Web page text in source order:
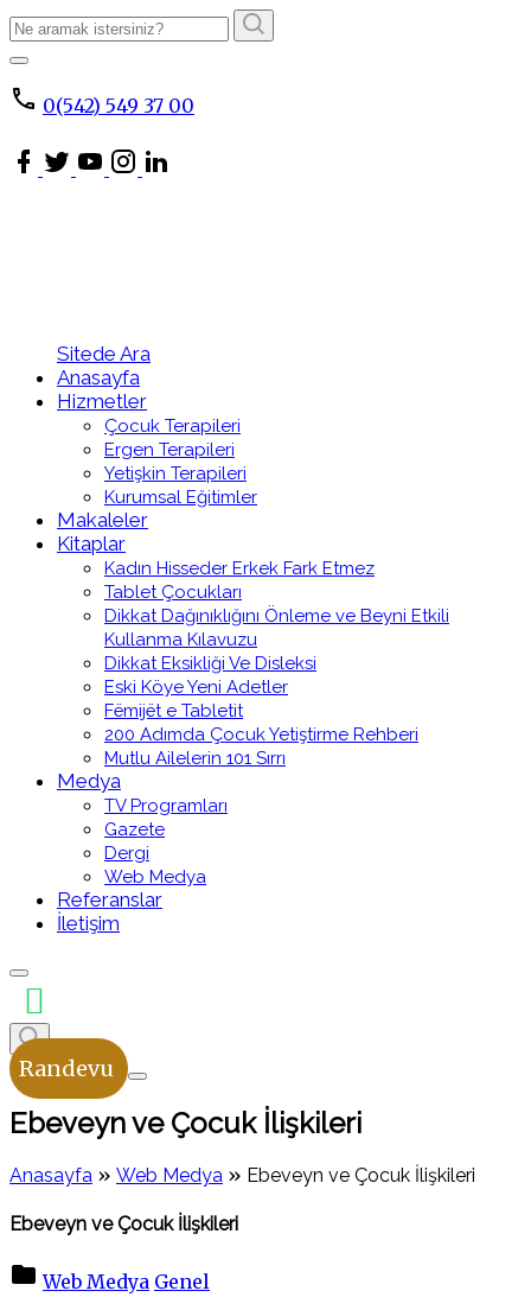
ARA
Arama
Sonucu:
0(542) 549 37 00
Sitede Ara
Anasayfa
Hizmetler
Çocuk Terapileri
Ergen Terapileri
Yetişkin Terapileri
Kurumsal Eğitimler
Makaleler
Kitaplar
Kadın Hisseder Erkek Fark Etmez
Tablet Çocukları
Dikkat Dağınıklığını Önleme ve Beyni Etkili
Kullanma Kılavuzu
Dikkat Eksikliği Ve Disleksi
Eski Köye Yeni Adetler
Fëmijët e Tabletit
200 Adımda Çocuk Yetiştirme Rehberi
Mutlu Ailelerin 101 Sırrı
Medya
TV Programları
Gazete
Dergi
Web Medya
Referanslar
İletişim
Randevu
Ebeveyn ve Çocuk İlişkileri
Anasayfa » Web Medya » Ebeveyn ve Çocuk İlişkileri
Ebeveyn ve Çocuk İlişkileri
Web Medya Genel